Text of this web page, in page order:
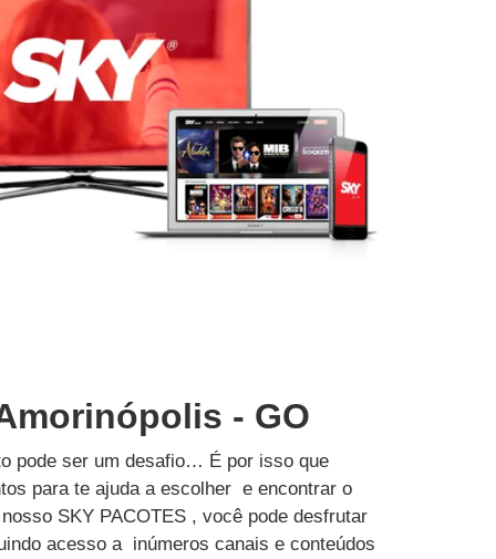
- GO
pode ser um desafio… É por isso que
para te ajuda a escolher e encontrar o
SKY PACOTES , você pode desfrutar
acesso a inúmeros canais e conteúdos